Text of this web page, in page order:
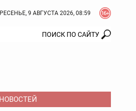
9 АВГУСТА 2026, 08:59